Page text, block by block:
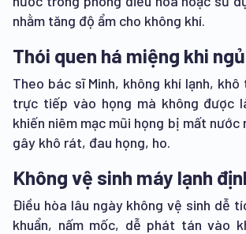
nhằm tăng độ ẩm cho không khí.
Thói quen há miệng khi ngủ
Theo bác sĩ Minh, không khí lạnh,
trực tiếp vào họng mà không được
khiến niêm mạc mũi họng bị mất nước
gây khô rát, đau họng, ho.
Không vệ sinh máy lạnh
Điều hòa lâu ngày không vệ sinh dễ
khuẩn, nấm mốc, dễ phát tán vào